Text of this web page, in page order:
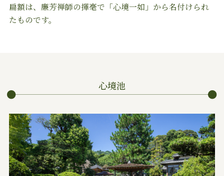
扁額は、廉芳禅師の揮毫で「心境一如」から名付けられ
たものです。
心境池